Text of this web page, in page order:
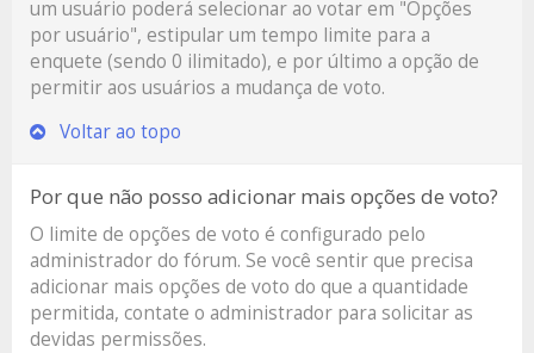
um usuário poderá selecionar ao votar em "Opções
por usuário", estipular um tempo limite para a
enquete (sendo 0 ilimitado), e por último a opção de
permitir aos usuários a mudança de voto.
Voltar ao topo
Por que não posso adicionar mais opções de voto?
O limite de opções de voto é configurado pelo
administrador do fórum. Se você sentir que precisa
adicionar mais opções de voto do que a quantidade
permitida, contate o administrador para solicitar as
devidas permissões.